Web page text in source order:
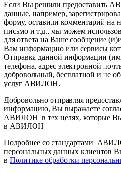
Если Вы решили предоставить
данные, например,
форму, оставили комментарий на
письмо и т.д., мы можем
для ответа на Ваше сообщение
Вам информацию или сервисы
Отправка данной информации
телефона, адрес электронной
добровольный, бесплатной и не
услуг АВИЛОН.
Добровольно отправляя
информацию, Вы выражаете
АВИЛОН в тех целях, которые Вы
в АВИЛОН
Подробнее со стандартами
персональных данных клиентов
в Политике обработки